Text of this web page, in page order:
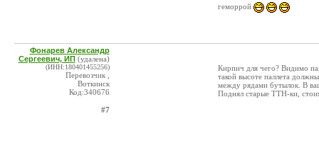
геморрой
Фонарев Александр
Сергеевич, ИП (удалена)
(ИНН:180401455256)
Перевозчик ,
Воткинск
Код:340676
#7
Кирпич для чего? Видимо
такой высоте паллета
между рядами бутылок. В
Поднял старые ТТН-ки,